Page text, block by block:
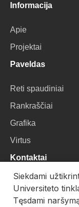
Informacija
Apie
Projektai
Paveldas
Reti spaudiniai
Rankraščiai
Grafika
Virtus
Kontaktai
VU Biblioteka
Universiteto g. 3,
Siekdami
Universiteto
Tęsdami